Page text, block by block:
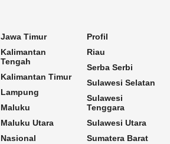
Jawa Timur
Kalimantan
Tengah
Kalimantan Timur
Lampung
Maluku
Maluku Utara
Nasional
Profil
Riau
Serba Serbi
Sulawesi Selatan
Sulawesi
Tenggara
Sulawesi Utara
Sumatera Barat